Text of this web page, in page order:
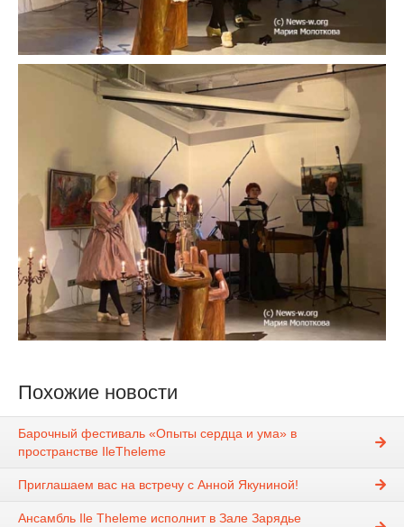
Похожие новости
Барочный фестиваль «Опыты сердца и ума» в
пространстве IleTheleme
Приглашаем вас на встречу с Анной Якуниной!
Ансамбль Ile Theleme исполнит в Зале Зарядье